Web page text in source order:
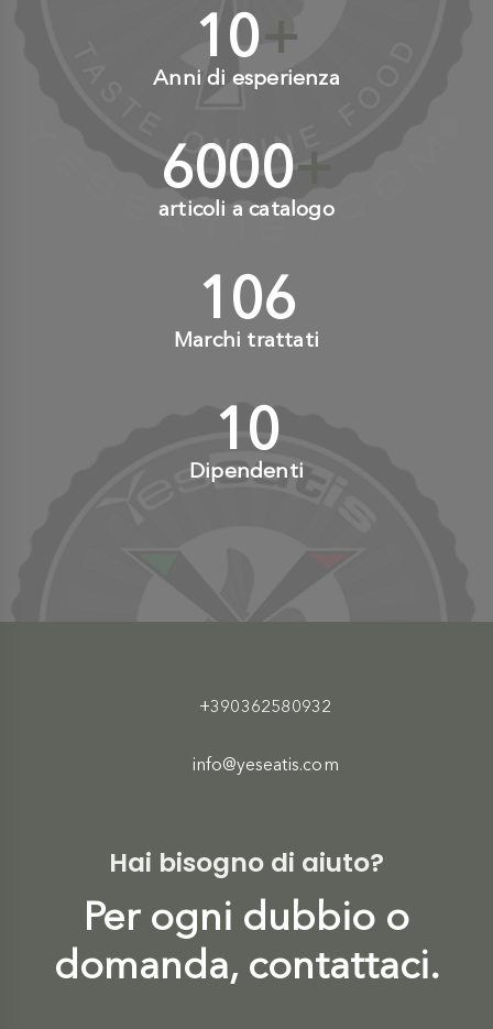
10+
Anni di esperienza
6000+
articoli a catalogo
110+
Marchi trattati
10+
Dipendenti
+390362580932
info@yeseatis.com
Hai bisogno di aiuto?
Per ogni dubbio o
domanda, contattaci.